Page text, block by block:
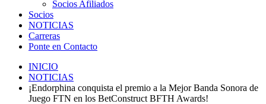
Socios Afiliados
Socios
NOTICIAS
Carreras
Ponte en Contacto
INICIO
NOTICIAS
¡Endorphina conquista el premio a la Mejor Banda Sonora de
Juego FTN en los BetConstruct BFTH Awards!